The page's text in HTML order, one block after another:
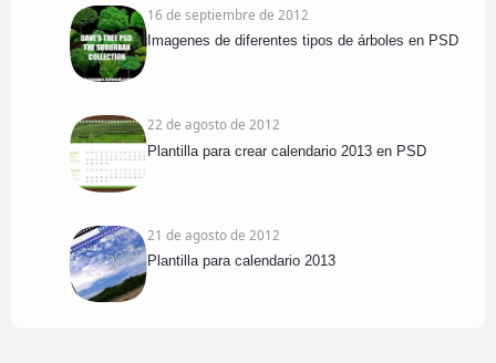
16 de septiembre de 2012
Imagenes de diferentes tipos de árboles en PSD
22 de agosto de 2012
Plantilla para crear calendario 2013 en PSD
21 de agosto de 2012
Plantilla para calendario 2013